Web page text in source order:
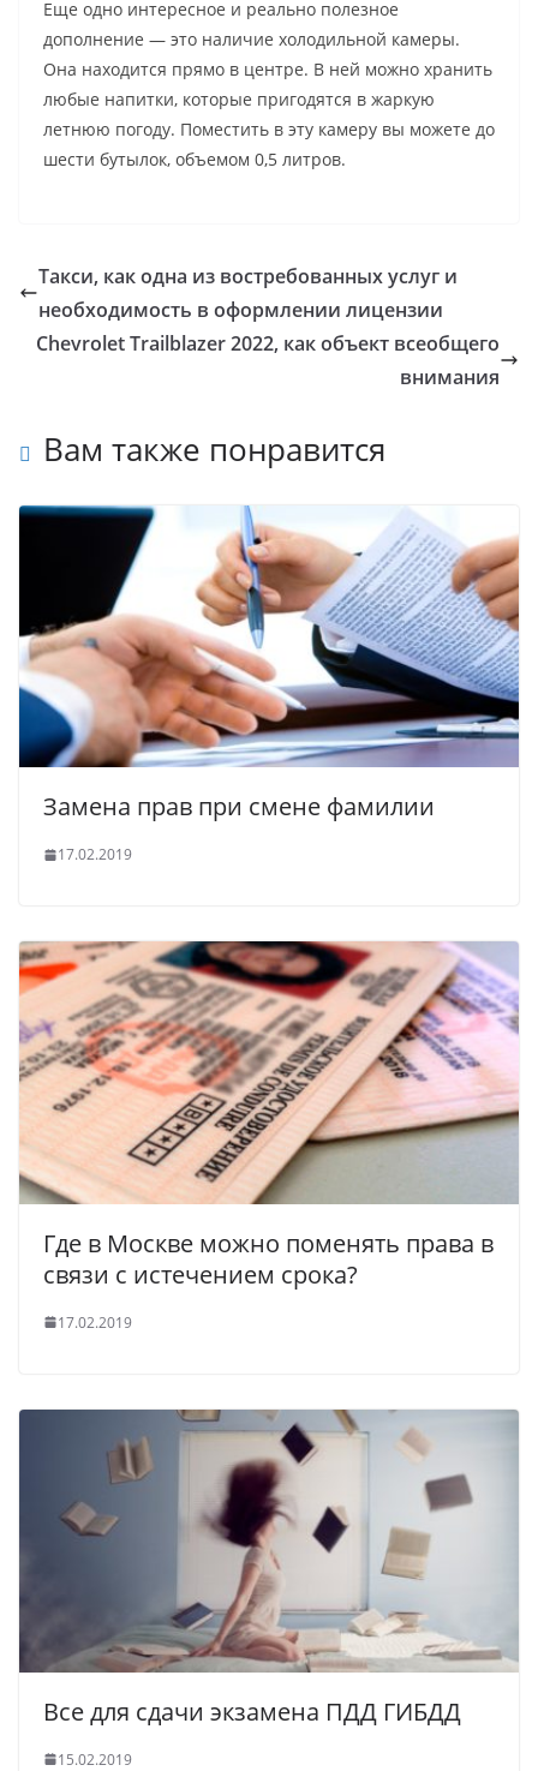
Еще одно интересное и реально полезное
дополнение — это наличие холодильной камеры.
Она находится прямо в центре. В ней можно хранить
любые напитки, которые пригодятся в жаркую
летнюю погоду. Поместить в эту камеру вы можете до
шести бутылок, объемом 0,5 литров.
Такси, как одна из востребованных услуг и
необходимость в оформлении лицензии
Chevrolet Trailblazer 2022, как объект всеобщего
внимания
Вам также понравится
Замена прав при смене фамилии
17.02.2019
Где в Москве можно поменять права в
связи с истечением срока?
17.02.2019
Все для сдачи экзамена ПДД ГИБДД
15.02.2019